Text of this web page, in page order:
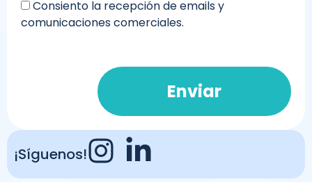
Consiento la recepción de emails y
comunicaciones comerciales.
Enviar
¡Síguenos!